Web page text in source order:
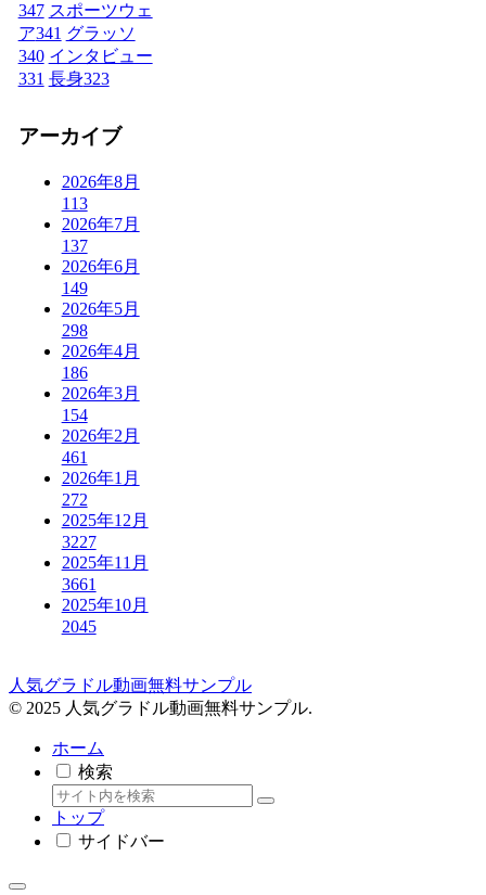
347 スポーツウェ
ア341 グラッソ
340 インタビュー
331 長身323
アーカイブ
2026年8月
113
2026年7月
137
2026年6月
149
2026年5月
298
2026年4月
186
2026年3月
154
2026年2月
461
2026年1月
272
2025年12月
3227
2025年11月
3661
2025年10月
2045
人気グラドル動画無料サンプル
© 2025 人気グラドル動画無料サンプル.
ホーム
検索
トップ
サイドバー